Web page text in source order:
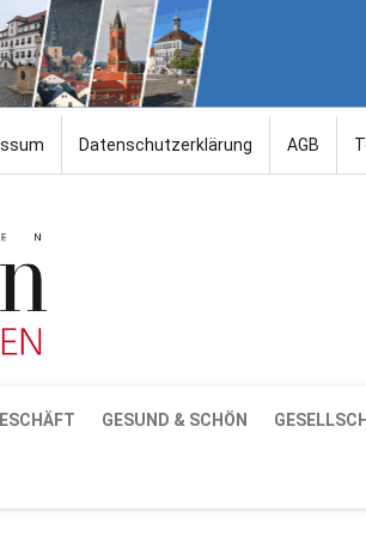
Datenschutzerklärung AGB
GESUND & SCHÖN